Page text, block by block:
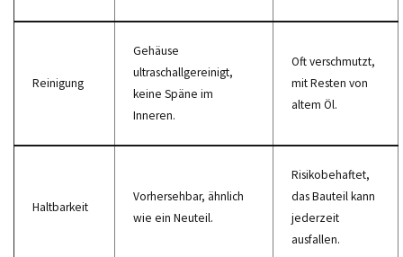
Reinigung
Gehäuse
ultraschallgereinigt,
keine Späne im
Inneren.
Oft verschmutzt,
mit Resten von
altem Öl.
Haltbarkeit
Vorhersehbar, ähnlich
wie ein Neuteil.
Risikobehaftet,
das Bauteil kann
jederzeit
ausfallen.